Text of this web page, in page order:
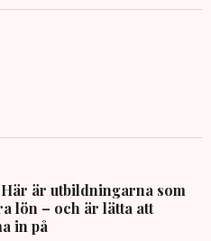
är utbildningarna som
lön – och är lätta att
in på